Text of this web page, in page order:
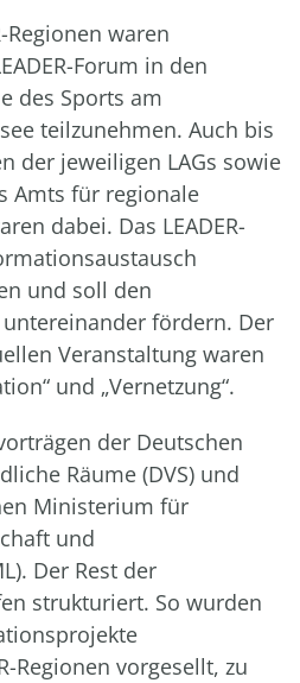
Regionen waren
Forum in den
des Sports am
teilzunehmen. Auch bis
der jeweiligen LAGs sowie
Amts für regionale
dabei. Das LEADER-
und soll den
fördern. Der
Veranstaltung waren
und „Vernetzung“.
der Deutschen
Räume (DVS) und
Ministerium für
und
Der Rest der
strukturiert. So wurden
Regionen vorgesellt, zu